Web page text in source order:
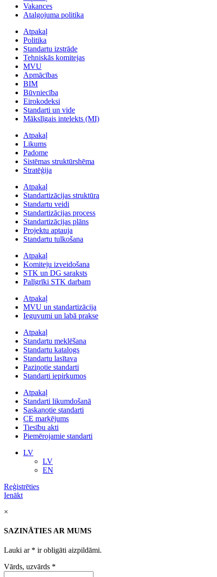
Vakances
Atalgojuma politika
Atpakaļ
Politika
Standartu izstrāde
Tehniskās komitejas
MVU
Apmācības
BIM
Būvniecība
Eirokodeksi
Standarti un vide
Mākslīgais intelekts (MI)
Atpakaļ
Likums
Padome
Sistēmas struktūrshēma
Stratēģija
Atpakaļ
Standartizācijas struktūra
Standartu veidi
Standartizācijas process
Standartizācijas plāns
Projektu aptauja
Standartu tulkošana
Atpakaļ
Komiteju izveidošana
STK un DG saraksts
Palīgrīki STK darbam
Atpakaļ
MVU un standartizācija
Ieguvumi un labā prakse
Atpakaļ
Standartu meklēšana
Standartu katalogs
Standartu lasītava
Paziņotie standarti
Standarti iepirkumos
Atpakaļ
Standarti likumdošanā
Saskaņotie standarti
CE marķējums
Tiesību akti
Piemērojamie standarti
LV
LV
EN
Reģistrēties
Ienākt
×
SAZINĀTIES AR MUMS
Lauki ar * ir obligāti aizpildāmi.
Vārds, uzvārds *